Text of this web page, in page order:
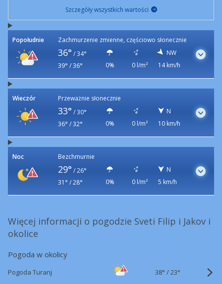
Szczegóły wszystkich wartości
Popołudnie Zachmurzenie zmienne, częściowo słonecznie
36° / 34°
39° / 36°
0% 0 l/m²
NW
14 km/h
Wieczór Przeważnie słonecznie
33° / 30°
36° / 32°
0% 0 l/m²
N
10 km/h
Noc Bezchmurnie
29° / 26°
31° / 28°
0% 0 l/m²
N
5 km/h
Więcej informacji o pogodzie Sveti Filip i Jakov i
okolice
Pogoda w okolicy
Pogoda Turanj 38° /23°